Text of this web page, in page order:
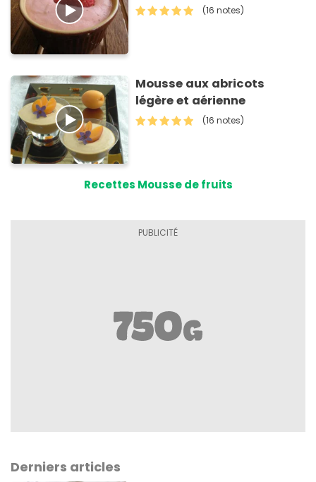
(16 notes)
Mousse aux abricots
légère et aérienne
(16 notes)
Recettes Mousse de fruits
Derniers articles